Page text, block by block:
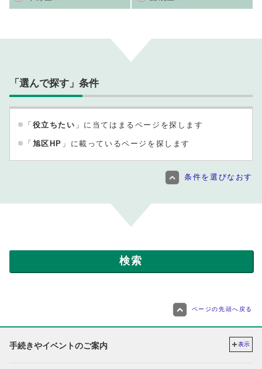
「選んで探す」条件
「 役立ちたい 」に当てはまるページを探します
「 旭区HP 」に載っているページを探します
条件を選びなおす
ページの先頭へ戻る
手続きやイベントのご案内 表示